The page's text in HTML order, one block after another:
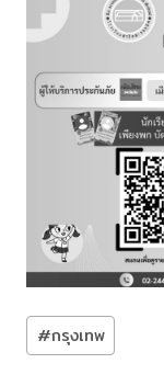
Post
Tags:
#กรุงเทพ